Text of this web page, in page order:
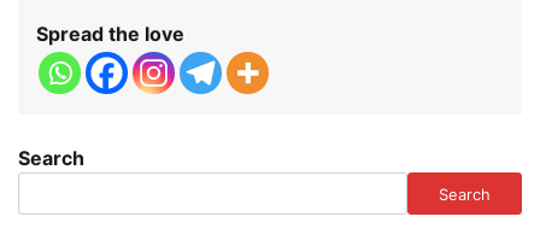
Spread the love
Search
Search